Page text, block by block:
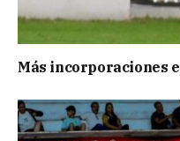
Más incorporaciones